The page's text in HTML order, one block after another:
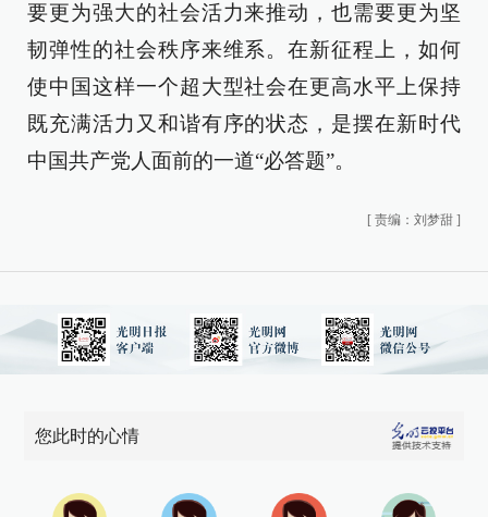
要更为强大的社会活力来推动，也需要更为坚
韧弹性的社会秩序来维系。在新征程上，如何
使中国这样一个超大型社会在更高水平上保持
既充满活力又和谐有序的状态，是摆在新时代
中国共产党人面前的一道“必答题”。
[ 责编：刘梦甜 ]
您此时的心情